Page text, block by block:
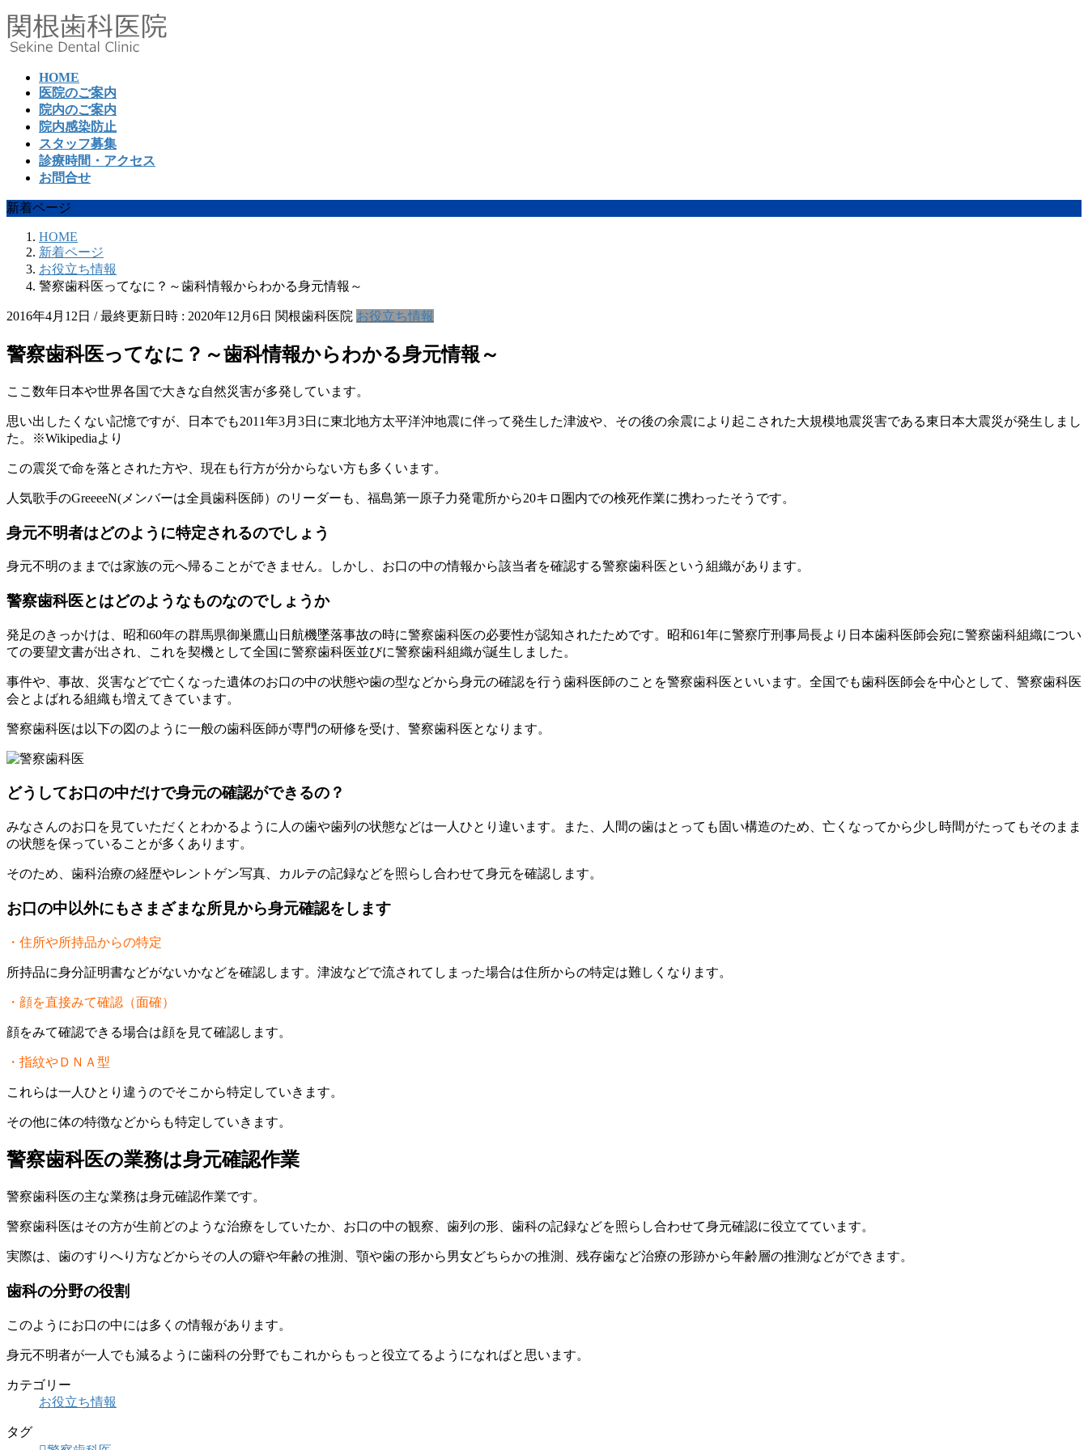
コ
ン
テ
ナ
ビ
ゲ
HOME
医院のご案内
院内のご案内
院内感染防止
スタッフ募集
診療時間・アクセス
お問合せ
新着ページ
HOME
新着ページ
お役立ち情報
警察歯科医ってなに？～歯科情報からわかる身元情報～
2016年4月12日 / 最終更新日時 : 2020年12月6日 関根歯科医院 お役立ち情報
警察歯科医ってなに？～歯科情報からわかる身元情報～
ここ数年日本や世界各国で大きな自然災害が多発しています。
思い出したくない記憶ですが、日本でも2011年3月3日に東北地方太平洋沖地震に伴って発生した津波や、その後の余震により起こされた大規模地震災害である東日本大震災が発生しまし
た。※Wikipediaより
この震災で命を落とされた方や、現在も行方が分からない方も多くいます。
人気歌手のGreeeeN(メンバーは全員歯科医師）のリーダーも、福島第一原子力発電所から20キロ圏内での検死作業に携わったそうです。
身元不明者はどのように特定されるのでしょう
身元不明のままでは家族の元へ帰ることができません。しかし、お口の中の情報から該当者を確認する警察歯科医という組織があります。
警察歯科医とはどのようなものなのでしょうか
発足のきっかけは、昭和60年の群馬県御巣鷹山日航機墜落事故の時に警察歯科医の必要性が認知されたためです。昭和61年に警察庁刑事局長より日本歯科医師会宛に警察歯科組織につい
ての要望文書が出され、これを契機として全国に警察歯科医並びに警察歯科組織が誕生しました。
事件や、事故、災害などで亡くなった遺体のお口の中の状態や歯の型などから身元の確認を行う歯科医師のことを警察歯科医といいます。全国でも歯科医師会を中心として、警察歯科医
会とよばれる組織も増えてきています。
警察歯科医は以下の図のように一般の歯科医師が専門の研修を受け、警察歯科医となります。
どうしてお口の中だけで身元の確認ができるの？
みなさんのお口を見ていただくとわかるように人の歯や歯列の状態などは一人ひとり違います。また、人間の歯はとっても固い構造のため、亡くなってから少し時間がたってもそのまま
の状態を保っていることが多くあります。
そのため、歯科治療の経歴やレントゲン写真、カルテの記録などを照らし合わせて身元を確認します。
お口の中以外にもさまざまな所見から身元確認をします
・住所や所持品からの特定
所持品に身分証明書などがないかなどを確認します。津波などで流されてしまった場合は住所からの特定は難しくなります。
・顔を直接みて確認（面確）
顔をみて確認できる場合は顔を見て確認します。
・指紋やＤＮＡ型
これらは一人ひとり違うのでそこから特定していきます。
その他に体の特徴などからも特定していきます。
警察歯科医の業務は身元確認作業
警察歯科医の主な業務は身元確認作業です。
警察歯科医はその方が生前どのような治療をしていたか、お口の中の観察、歯列の形、歯科の記録などを照らし合わせて身元確認に役立てています。
実際は、歯のすりへり方などからその人の癖や年齢の推測、顎や歯の形から男女どちらかの推測、残存歯など治療の形跡から年齢層の推測などができます。
歯科の分野の役割
このようにお口の中には多くの情報があります。
身元不明者が一人でも減るように歯科の分野でもこれからもっと役立てるようになればと思います。
カテゴリー
お役立ち情報
タグ